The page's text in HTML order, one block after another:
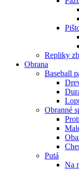
Repliky
Obrana
Baseball
Obranné
Putá
Na